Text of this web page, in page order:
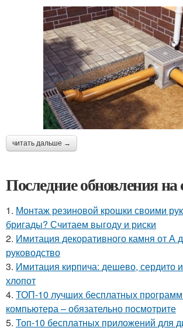
читать дальше →
Последние обновления на
1. Монтаж резиновой крошки своими
бригады? Считаем выгоду и риски
2. Имитация декоративного камня от А
руководство
3. Имитация кирпича: дешево, сердито
хлопот
4. ТОП-10 лучших бесплатных
компьютера – обязательно посмотрите
5. Топ-10 бесплатных приложений для